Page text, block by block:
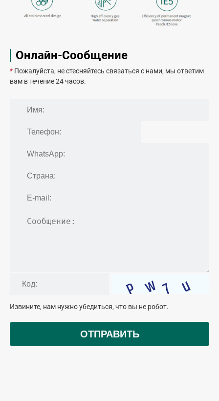
Онлайн-Сообщение
* Пожалуйста, не стесняйтесь связаться с нами, мы ответим
вам в течение 24 часов.
Извините, нам нужно убедиться, что вы не робот.
ОТПРАВИТЬ